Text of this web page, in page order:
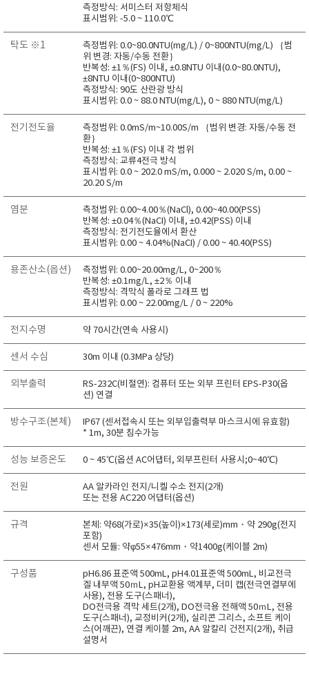
SaveCoat
Schaller (Humimeter)
Sensortechnikk Meinsberg
SENTEST
SHINAGAWA
SHINYEI TECHNOLOGY
Showa sokki
Solarmeter®
SONIC CORPORATION
TAKEMURA
TENMARS
Termoprodukt
TFA Dostmann
THERMO LAB
TOA-DKK
TSI
UNITTA
WATER-I.D
측정방식: 서미스터 저항체식
표시범위: -5.0 ~ 110.0℃
탁도 ※1
측정범위: 0.0~80.0NTU(mg/L) / 0~800NTU(mg/L) ｛범
위 변경: 자동/수동 전환｝
반복성: ±1％(FS) 이내, ±0.8NTU 이내(0.0~80.0NTU),
±8NTU 이내(0~800NTU)
측정방식: 90도 산란광 방식
표시범위: 0.0 ~ 88.0 NTU(mg/L), 0 ~ 880 NTU(mg/L)
전기전도율
측정범위: 0.0mS/m~10.00S/m ｛범위 변경: 자동/수동 전
환｝
반복성: ±1％(FS) 이내 각 범위
측정방식: 교류4전극 방식
표시범위: 0.0 ~ 202.0 mS/m, 0.000 ~ 2.020 S/m, 0.00 ~
20.20 S/m
염분
측정범위: 0.00~4.00％(NaCl), 0.00~40.00(PSS)
반복성: ±0.04％(NaCI) 이내, ±0.42(PSS) 이내
측정방식: 전기전도율에서 환산
표시범위: 0.00 ~ 4.04%(NaCI) / 0.00 ~ 40.40(PSS)
용존산소(옵션)
측정범위: 0.00~20.00mg/L, 0~200％
반복성: ±0.1mg/L, ±2％ 이내
측정방식: 격막식 폴라로 그래프 법
표시범위: 0.00 ~ 22.00mg/L / 0 ~ 220%
전지수명 약 70시간(연속 사용시)
센서 수심 30m 이내 (0.3MPa 상당)
외부출력
RS-232C(비절연): 컴퓨터 또는 외부 프린터 EPS-P30(옵
션) 연결
방수구조(본체)
IP67 (센서접속시 또는 외부입출력부 마스크시에 유효함)
* 1m, 30분 침수가능
성능 보증온도 0 ~ 45℃(옵션 AC어댑터, 외부프린터 사용시;0~40℃)
전원
AA 알카라인 전지/니켈 수소 전지(2개)
또는 전용 AC220 어댑터(옵션)
규격
본체: 약68(가로)×35(높이)×173(세로)mm・약 290g(전지
포함)
센서 모듈: 약φ55×476mm・약1400g(케이블 2m)
구성품
pH6.86 표준액 500mL, pH4.01표준액 500mL, 비교전극
겔 내부액 50ｍL, pH교환용 액계부, 더미 캡(전극연결부에
사용), 전용 도구(스패너),
DO전극용 격막 세트(2개), DO전극용 전해액 50ｍL, 전용
도구(스패너), 교정비커(2개), 실리콘 그리스, 소프트 케이
스(어깨끈), 연결 케이블 2m, AA 알칼리 건전지(2개), 취급
설명서